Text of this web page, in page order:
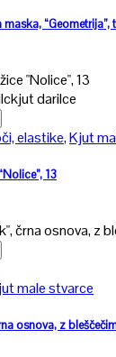
kjut darilce
elastike,Kjut
13
male stvarce
osnova, z